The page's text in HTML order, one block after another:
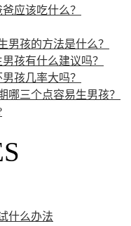
应该吃什么？
男孩的方法是什么？
孩有什么建议吗？
孩几率大吗？
哪三个点容易生男孩？
什么办法